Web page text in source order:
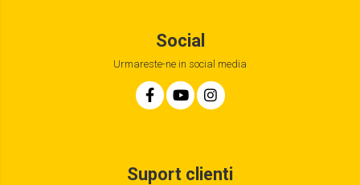
Social
Urmareste-ne in social media
Suport clienti